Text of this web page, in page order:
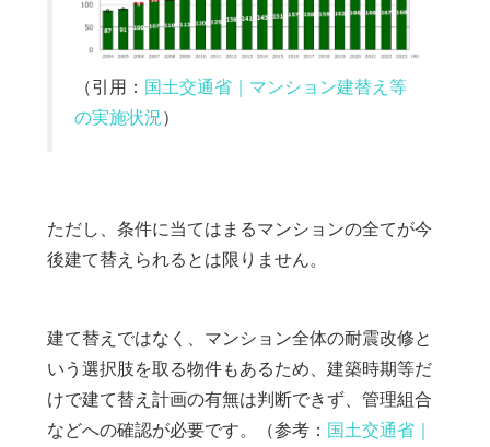
（引用： 国土交通省｜マンション建替え等
の実施状況）
ただし、条件に当てはまるマンションの全てが今
後建て替えられるとは限りません。
建て替えではなく、マンション全体の耐震改修と
いう選択肢を取る物件もあるため、建築時期等だ
けで建て替え計画の有無は判断できず、管理組合
などへの確認が必要です。（参考： 国土交通省｜